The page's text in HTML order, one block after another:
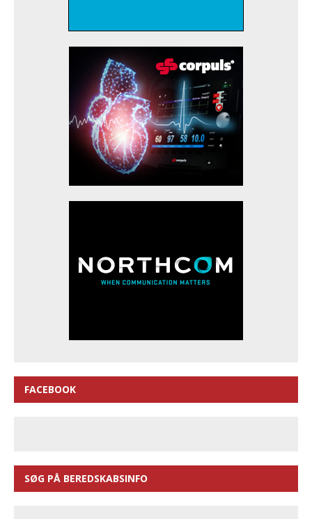
FACEBOOK
SØG PÅ BEREDSKABSINFO